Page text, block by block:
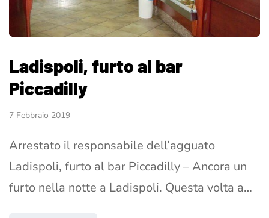
Ladispoli, furto al bar
Piccadilly
7 Febbraio 2019
Arrestato il responsabile dell’agguato
Ladispoli, furto al bar Piccadilly – Ancora un
furto nella notte a Ladispoli. Questa volta a…